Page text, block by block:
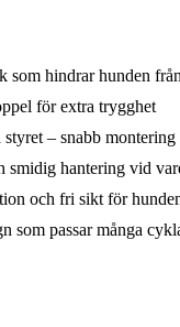
som hindrar hunden
för extra trygghet
styret – snabb
smidig hantering vid
och fri sikt för
som passar många